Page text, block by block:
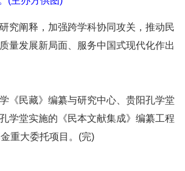
究阐释，加强跨学科协同攻关，推动民
量发展新局面、服务中国式现代化作出
《民藏》编纂与研究中心、贵阳孔学堂
学堂实施的《民本文献集成》编纂工程
重大委托项目。(完)